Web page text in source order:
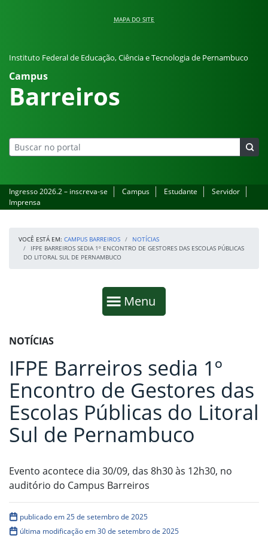
MAPA DO SITE
Instituto Federal de Educação, Ciência e Tecnologia de Pernambuco
Campus
Barreiros
Ingresso 2026.2 – inscreva-se Campus Estudante
Servidor
Imprensa
VOCÊ ESTÁ EM: CAMPUS BARREIROS
NOTÍCIAS
IFPE BARREIROS SEDIA 1º ENCONTRO DE GESTORES DAS ESCOLAS PÚBLICAS
DO LITORAL SUL DE PERNAMBUCO
Mostrar
Menu
Fim da navegação
Início do conteúdo
NOTÍCIAS
IFPE Barreiros sedia 1º
Encontro de Gestores das
Escolas Públicas do Litoral
Sul de Pernambuco
Evento acontece dia 30/09, das 8h30 às 12h30, no
auditório do Campus Barreiros
publicado em 25 de setembro de 2025
última modificação em 30 de setembro de 2025